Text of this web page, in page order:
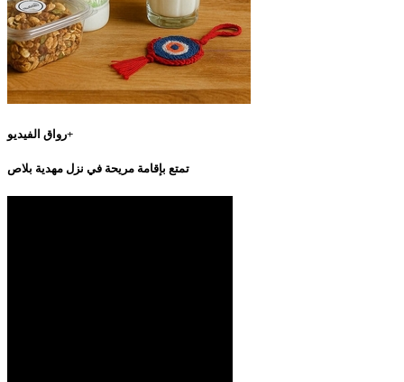
رواق الفيديو+
تمتع بإقامة مريحة في نزل مهدية بلاص